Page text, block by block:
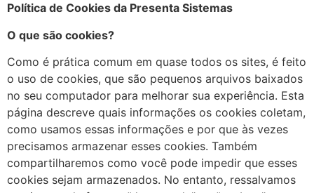
Política de Cookies da Presenta Sistemas
O que são cookies?
Como é prática comum em quase todos os sites, é feito
o uso de cookies, que são pequenos arquivos baixados
no seu computador para melhorar sua experiência. Esta
página descreve quais informações os cookies coletam,
como usamos essas informações e por que às vezes
precisamos armazenar esses cookies. Também
compartilharemos como você pode impedir que esses
cookies sejam armazenados. No entanto, ressalvamos